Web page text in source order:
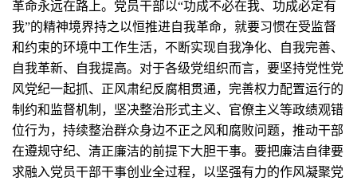
革命永远在路上。党员干部以“功成不必在我、功成必定有
我”的精神境界持之以恒推进自我革命，就要习惯在受监督
和约束的环境中工作生活，不断实现自我净化、自我完善、
自我革新、自我提高。对于各级党组织而言，要坚持党性党
风党纪一起抓、正风肃纪反腐相贯通，完善权力配置运行的
制约和监督机制，坚决整治形式主义、官僚主义等政绩观错
位行为，持续整治群众身边不正之风和腐败问题，推动干部
在遵规守纪、清正廉洁的前提下大胆干事。要把廉洁自律要
求融入党员干部干事创业全过程，以坚强有力的作风凝聚党